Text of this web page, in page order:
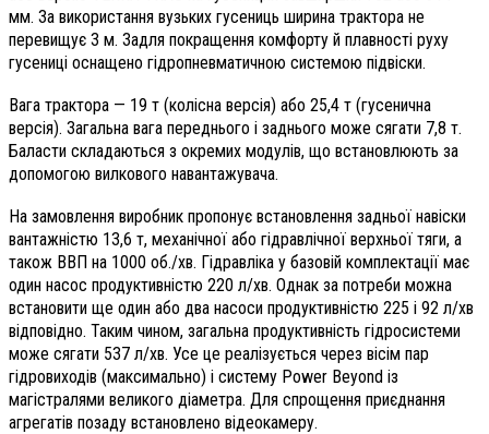
мм. За використання вузьких гусениць ширина трактора не
перевищує 3 м. Задля покращення комфорту й плавності руху
гусениці оснащено гідропневматичною системою підвіски.
Вага трактора — 19 т (колісна версія) або 25,4 т (гусенична
версія). Загальна вага переднього і заднього може сягати 7,8 т.
Баласти складаються з окремих модулів, що встановлюють за
допомогою вилкового навантажувача.
На замовлення виробник пропонує встановлення задньої навіски
вантажністю 13,6 т, механічної або гідравлічної верхньої тяги, а
також ВВП на 1000 об./хв. Гідравліка у базовій комплектації має
один насос продуктивністю 220 л/хв. Однак за потреби можна
встановити ще один або два насоси продуктивністю 225 і 92 л/хв
відповідно. Таким чином, загальна продуктивність гідросистеми
може сягати 537 л/хв. Усе це реалізується через вісім пар
гідровиходів (максимально) і систему Power Beyond із
магістралями великого діаметра. Для спрощення приєднання
агрегатів позаду встановлено відеокамеру.